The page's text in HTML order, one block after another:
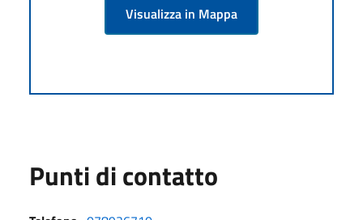
Visualizza in Mappa
Punti di contatto